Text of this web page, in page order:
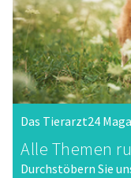
Das Tierarzt24
Alle Themen
Durchstöbern Sie